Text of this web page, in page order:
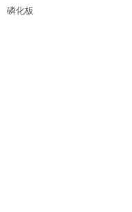
磷化板